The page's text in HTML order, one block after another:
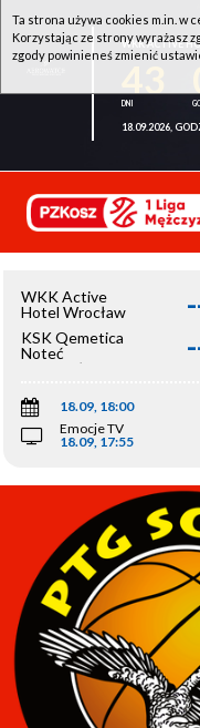
WKK ACTIVE
18.09.2026,
WKK Active
Hotel Wrocław
KSK Qemetica
Noteć
Inowrocław
18.09, 18:00
Emocje TV
18.09, 17:55
Ta strona używa cookies m.in. w
Korzystając ze strony wyrażasz
zgody powinieneś zmienić